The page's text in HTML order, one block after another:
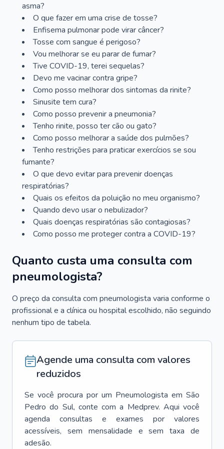
asma?
O que fazer em uma crise de tosse?
Enfisema pulmonar pode virar câncer?
Tosse com sangue é perigoso?
Vou melhorar se eu parar de fumar?
Tive COVID-19, terei sequelas?
Devo me vacinar contra gripe?
Como posso melhorar dos sintomas da rinite?
Sinusite tem cura?
Como posso prevenir a pneumonia?
Tenho rinite, posso ter cão ou gato?
Como posso melhorar a saúde dos pulmões?
Tenho restrições para praticar exercícios se sou
fumante?
O que devo evitar para prevenir doenças
respiratórias?
Quais os efeitos da poluição no meu organismo?
Quando devo usar o nebulizador?
Quais doenças respiratórias são contagiosas?
Como posso me proteger contra a COVID-19?
Quanto custa uma consulta com
pneumologista?
O preço da consulta com pneumologista varia conforme o
profissional e a clínica ou hospital escolhido, não seguindo
nenhum tipo de tabela.
Agende uma consulta com valores
reduzidos
Se você procura por um Pneumologista em São
Pedro do Sul, conte com a Medprev. Aqui você
agenda consultas e exames por valores
acessíveis, sem mensalidade e sem taxa de
adesão.